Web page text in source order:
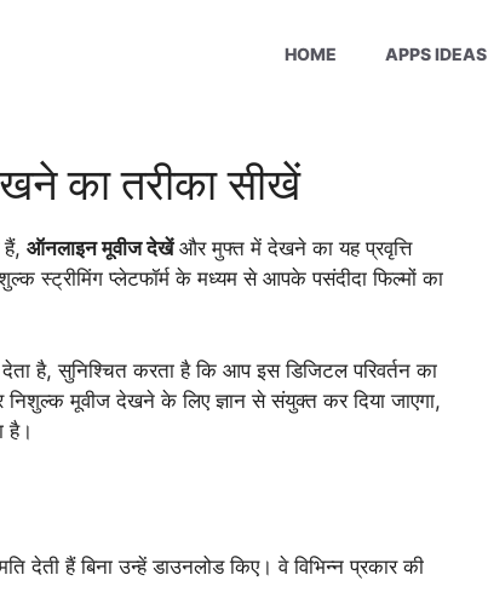
HOME APPS IDEAS
का तरीका सीखें
ऑनलाइन मूवीज देखेंऔर मुफ्त में देखने का यह प्रवृत्ति
स्ट्रीमिंग प्लेटफॉर्म के मध्यम से आपके पसंदीदा फिल्मों का
है, सुनिश्चित करता है कि आप इस डिजिटल परिवर्तन का
मूवीज देखने के लिए ज्ञान से संयुक्त कर दिया जाएगा,
है।
देती हैं बिना उन्हें डाउनलोड किए। वे विभिन्न प्रकार की